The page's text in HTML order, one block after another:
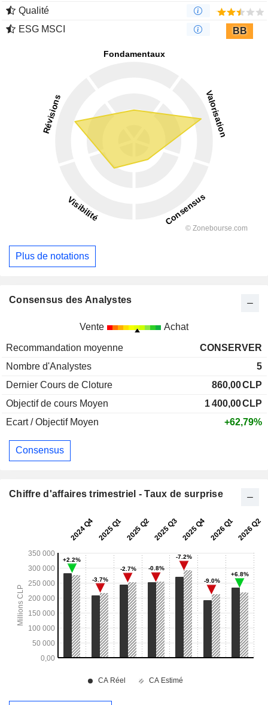
Qualité
ESG MSCI
BB
Plus de notations
Consensus des Analystes
Vente Achat
Recommandation moyenne
CONSERVER
Nombre d'Analystes
5
Dernier Cours de Cloture
860,00CLP
Objectif de cours Moyen
1 400,00CLP
Ecart / Objectif Moyen
+62,79%
Consensus
Chiffre d'affaires trimestriel - Taux de surprise